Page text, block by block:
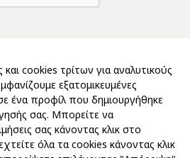
cookies τρίτων για αναλυτικούς
εξατομικευμένες
ένα προφίλ που δημιουργήθηκε
σας. Μπορείτε να
σας κάνοντας κλικ στο
όλα τα cookies κάνοντας κλικ